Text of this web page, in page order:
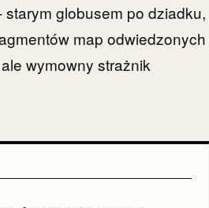
globusem po dziadku,
map odwiedzonych
wymowny strażnik